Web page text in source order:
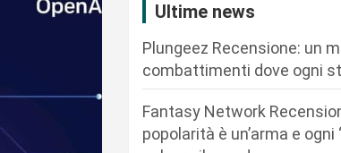
Ultime news
Plungeez Recensione: un
combattimenti dove ogni
Fantasy Network
popolarità è un’arma e ogni